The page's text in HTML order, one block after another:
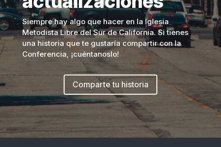
Siempre hay algo que hacer en la Iglesia
Metodista Libre del Sur de California. Si tienes
una historia que te gustaría compartir con la
Conferencia, ¡cuéntanoslo!
Comparte tu historia